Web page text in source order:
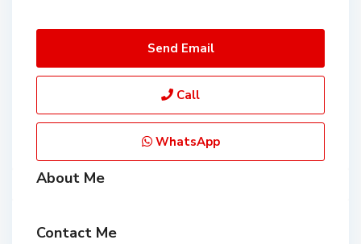
Send Email
Call
WhatsApp
About Me
Contact Me